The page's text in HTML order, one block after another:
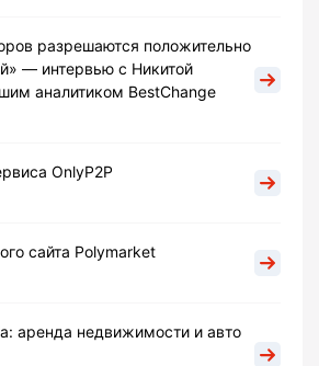
разрешаются положительно
— интервью с Никитой
аналитиком BestChange
OnlyP2P
сайта Polymarket
аренда недвижимости и авто